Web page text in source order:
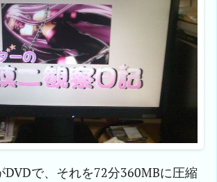
DVDで、それを72分360MBに圧縮